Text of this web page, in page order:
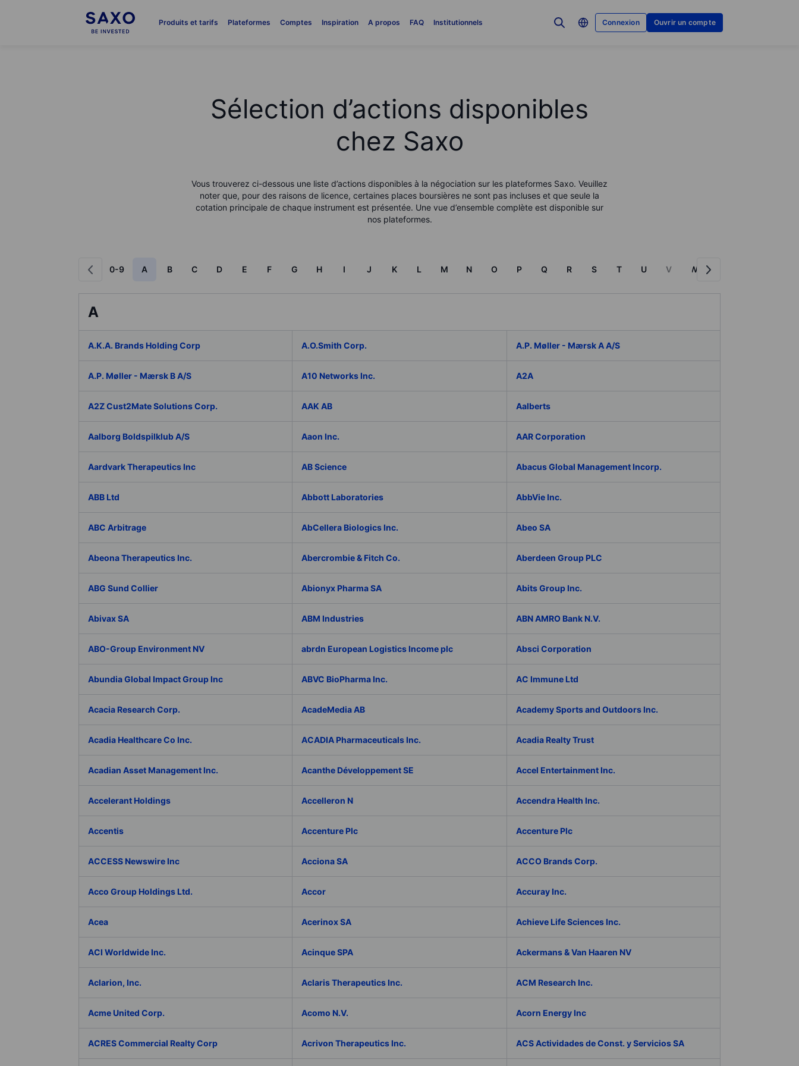
Produits et tarifs Plateformes Comptes Inspiration A propos FAQ Institutionnels Connexion Ouvrir un compte
Sélection d’actions disponibles
chez Saxo
Vous trouverez ci-dessous une liste d’actions disponibles à la négociation sur les plateformes Saxo. Veuillez
noter que, pour des raisons de licence, certaines places boursières ne sont pas incluses et que seule la
cotation principale de chaque instrument est présentée. Une vue d’ensemble complète est disponible sur
nos plateformes.
0-9 A B C D E F G H I J K L M N O P Q R S T U V W
A
A.K.A. Brands Holding Corp A.O.Smith Corp. A.P. Møller - Mærsk A A/S
A.P. Møller - Mærsk B A/S A10 Networks Inc. A2A
A2Z Cust2Mate Solutions Corp. AAK AB Aalberts
Aalborg Boldspilklub A/S Aaon Inc. AAR Corporation
Aardvark Therapeutics Inc AB Science Abacus Global Management Incorp.
ABB Ltd Abbott Laboratories AbbVie Inc.
ABC Arbitrage AbCellera Biologics Inc. Abeo SA
Abeona Therapeutics Inc. Abercrombie & Fitch Co. Aberdeen Group PLC
ABG Sund Collier Abionyx Pharma SA Abits Group Inc.
Abivax SA ABM Industries ABN AMRO Bank N.V.
ABO-Group Environment NV abrdn European Logistics Income plc Absci Corporation
Abundia Global Impact Group Inc ABVC BioPharma Inc. AC Immune Ltd
Acacia Research Corp. AcadeMedia AB Academy Sports and Outdoors Inc.
Acadia Healthcare Co Inc. ACADIA Pharmaceuticals Inc. Acadia Realty Trust
Acadian Asset Management Inc. Acanthe Développement SE Accel Entertainment Inc.
Accelerant Holdings Accelleron N Accendra Health Inc.
Accentis Accenture Plc Accenture Plc
ACCESS Newswire Inc Acciona SA ACCO Brands Corp.
Acco Group Holdings Ltd. Accor Accuray Inc.
Acea Acerinox SA Achieve Life Sciences Inc.
ACI Worldwide Inc. Acinque SPA Ackermans & Van Haaren NV
Aclarion, Inc. Aclaris Therapeutics Inc. ACM Research Inc.
Acme United Corp. Acomo N.V. Acorn Energy Inc
ACRES Commercial Realty Corp Acrivon Therapeutics Inc. ACS Actividades de Const. y Servicios SA